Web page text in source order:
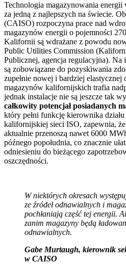
Technologia magazynowania
za jedną z najlepszych na świecie.
(CAISO) rozpoczyna prace nad
magazynów energii o pojemności
Kalifornii są wdrażane z powodu
Public Utilities Commission
Publicznej, agencja regulacyjna). Na
są zobowiązane do pozyskiwania
zupełnie nowej i bardziej elastycznej
magazynów kalifornijskich trafia
jednak instalacje nie są jeszcze tak
całkowity potencjał posiadanych
który pełni funkcję kierownika
kalifornijskiej sieci ISO, zapewnia,
aktualnie przenoszą nawet 6000
późnego popołudnia, co znacznie
odniesieniu do bieżącego
oszczędności.
W niektórych okresach
ze źródeł odnawialnych i
pochłaniają część tej energii.
zanim magazyny będą
odnawialnych.
Gabe Murtaugh, kierownik
w CAISO